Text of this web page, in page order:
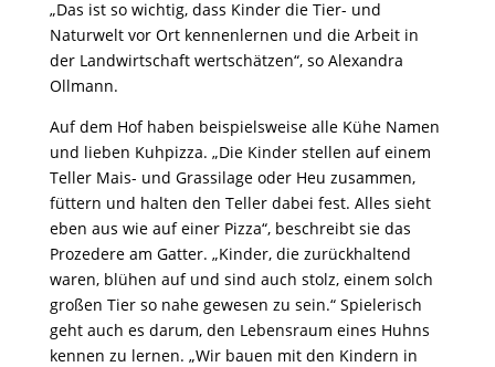
„Das ist so wichtig, dass Kinder die Tier- und
Naturwelt vor Ort kennenlernen und die Arbeit in
der Landwirtschaft wertschätzen“, so Alexandra
Ollmann.
Auf dem Hof haben beispielsweise alle Kühe Namen
und lieben Kuhpizza. „Die Kinder stellen auf einem
Teller Mais- und Grassilage oder Heu zusammen,
füttern und halten den Teller dabei fest. Alles sieht
eben aus wie auf einer Pizza“, beschreibt sie das
Prozedere am Gatter. „Kinder, die zurückhaltend
waren, blühen auf und sind auch stolz, einem solch
großen Tier so nahe gewesen zu sein.“ Spielerisch
geht auch es darum, den Lebensraum eines Huhns
kennen zu lernen. „Wir bauen mit den Kindern in